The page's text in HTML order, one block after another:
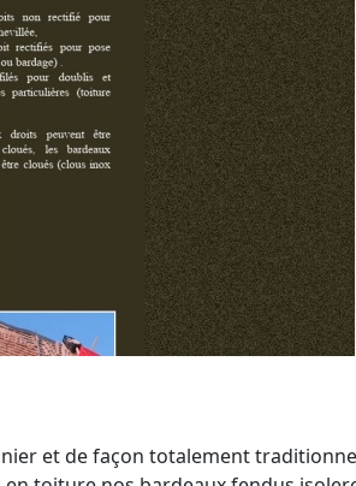
et de façon totalement